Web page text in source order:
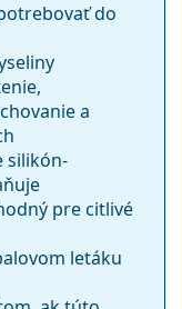
do
a
silikón-
pre citlivé
letáku